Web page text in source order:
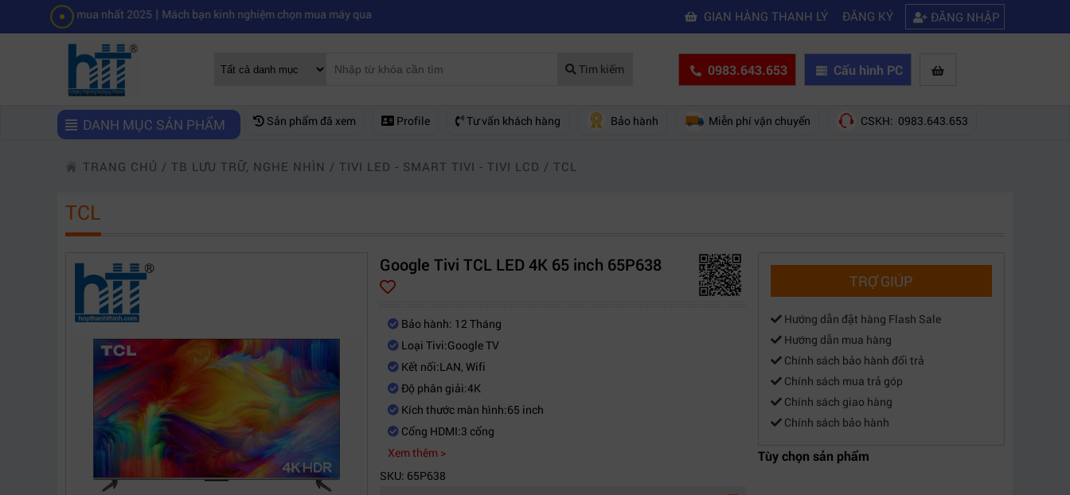
nhất 2025|Mách bạn kinh nghiệm chọn mua máy quay phim chuyên nghiệp |Mách bạn 5 cách khắc phục laptop không kết nối được wifi |Kinh nghiệm
GIAN HÀNG THANH LÝ ĐĂNG KÝ ĐĂNG NHẬP
Tìm kiếm 0983.643.653 Cấu hình PC
DANH MỤC SẢN PHẨM Sản phẩm đã xem Profile Tư vấn khách hàng Bảo hành Miễn phí vận chuyển CSKH: 0983.643.653
TRANG CHỦ / TB LƯU TRỮ, NGHE NHÌN / TIVI LED - SMART TIVI - TIVI LCD / TCL
TCL
Google Tivi TCL LED 4K 65 inch 65P638
Bảo hành: 12 Tháng
Loại Tivi:Google TV
Kết nối:LAN, Wifi
Độ phân giải:4K
Kích thước màn hình:65 inch
Cổng HDMI:3 cổng
Xem thêm >
SKU: 65P638
TRỢ GIÚP
Hướng dẫn đặt hàng Flash Sale
Hướng dẫn mua hàng
Chính sách bảo hành đổi trả
Chính sách mua trả góp
Chính sách giao hàng
Chính sách bảo hành
Tùy chọn sản phẩm